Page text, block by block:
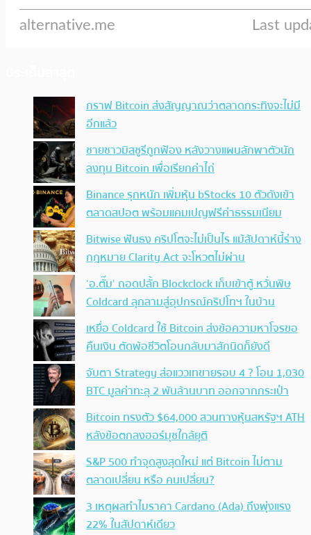
กราฟ Bitcoin ส่งสัญญาณว่าตลาดกระทิงจะไม่มี
อีกแล้ว
ชายชาวมิสซูรีถูกฟ้อง หลังวางแผนลักพาตัวนัก
ลงทุน Bitcoin เพื่อเรียกค่าไถ่
Binance รุกหนัก เพิ่มหุ้น bStocks 10 ตัวดังเข้า
ตลาดสปอต พร้อมแคมเปญฟรีค่าธรรมเนียม
Bitwise ฟันธง คริปโตจะไม่เป็นไร แม้สัปดาห์นี้ร่าง
กฎหมาย Clarity Act จะโหวตไม่ผ่าน
‘อ.ตั๊ม’ ถอดปลั้ก Blockclock เก็บเข้าตู้ หวั่นพิษ
Coldcard ลุกลามสู่อุปกรณ์คริปโทฯ ในบ้าน
เหยื่อ Coldcard ใช้ Bitcoin ส่งข้อความหาโจรขอ
คืนเงิน ตัดพ้อชีวิตโอนกลับมาสักนิดก็ยังดี
จับตา Strategy ส่อแววเทขายรอบ 4 ? โอน 1,030
BTC มูลค่าทะลุ 2 พันล้านบาท ออกจากกระเป๋า
Bitcoin ทรงตัว $64,000 สวนทางหุ้นสหรัฐฯ ATH
หลังข้อตกลงฮอร์มุซใกล้ยุติ
S&P 500 ทำจุดสูงสุดใหม่ แต่ Bitcoin ไม่ตาม
ตลาดเปลี่ยน หรือ คนเปลี่ยน?
3 เหตุผลทำไมราคา Cardano (Ada) ถึงพุ่งแรง
22% ในสัปดาห์เดียว